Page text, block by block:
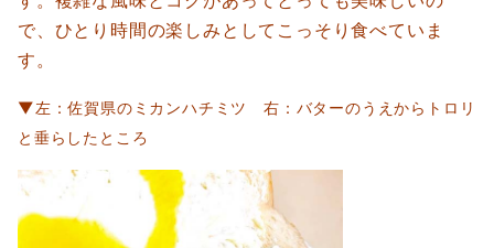
で、ひとり時間の楽しみとしてこっそり食べていま
す。
▼左：佐賀県のミカンハチミツ 右：バターのうえからトロリ
と垂らしたところ